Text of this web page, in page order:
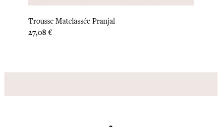
Trousse Matelassée Pranjal
Prix
27,08 €